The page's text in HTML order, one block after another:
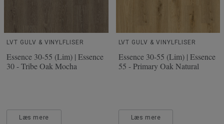
LVT GULV & VINYLFLISER
Essence 30-55 (Lim) | Essence
30 - Tribe Oak Mocha
Læs mere
LVT GULV & VINYLFLISER
Essence 30-55 (Lim) | Essence
55 - Primary Oak Natural
Læs mere